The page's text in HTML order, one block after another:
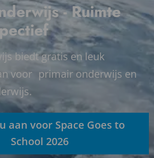
- Ruimte
biedt gratis en leuk
voor primair onderwijs en
aan voor Space Goes to
School 2026